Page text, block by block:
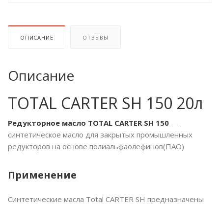
ОПИСАНИЕ ОТЗЫВЫ
Описание
TOTAL CARTER SH 150 20л
Редукторное масло TOTAL CARTER SH 150 —
синтетическое масло для закрытых промышленных
редукторов на основе полиальфаолефинов(ПАО)
Применение
Синтетические масла Total CARTER SH предназначены